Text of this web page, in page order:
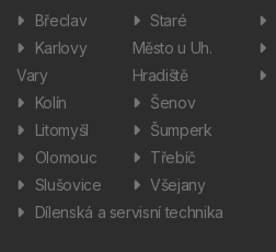
Břeclav
Karlovy
Vary
Kolín
Litomyšl
Olomouc
Slušovice
Staré
Město u Uh.
Hradiště
Šenov
Šumperk
Třebíč
Všejany
Dílenská a servisní technika